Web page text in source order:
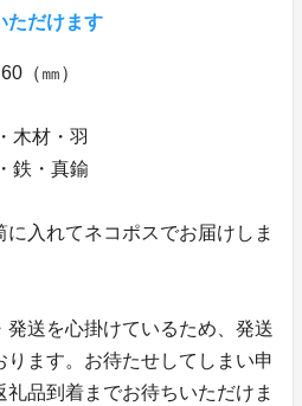
ただけます
（㎜）
木材・羽
・真鍮
入れてネコポスでお届けしま
送を心掛けているため、発送
ります。お待たせしてしまい申
礼品到着までお待ちいただけま